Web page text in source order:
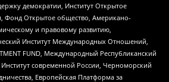
демократии, Институт Открытое
Фонд Открытое общество, Американо-
и правовому развитию,
Институт Международных Отношений,
FUND, Международный Республиканский
Институт современной России, Черноморский
Европейская Платформа за